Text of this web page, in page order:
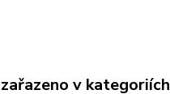
v kategoriích